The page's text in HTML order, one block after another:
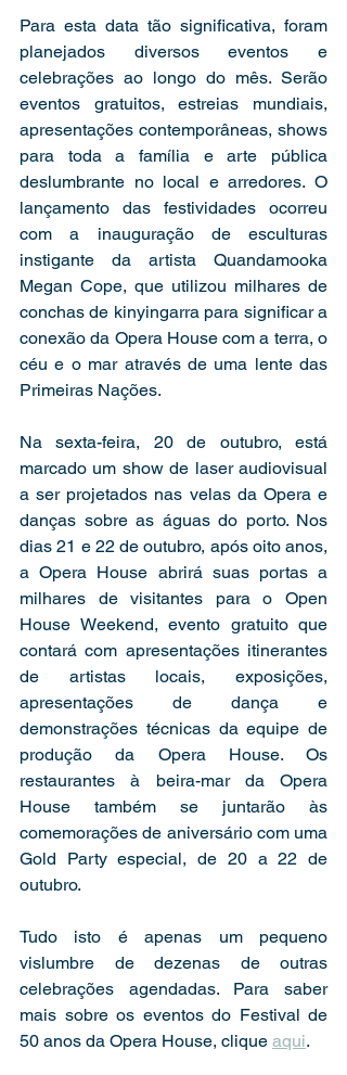
Para esta data tão significativa, foram
planejados diversos eventos e
celebrações ao longo do mês. Serão
eventos gratuitos, estreias mundiais,
apresentações contemporâneas, shows
para toda a família e arte pública
deslumbrante no local e arredores. O
lançamento das festividades ocorreu
com a inauguração de esculturas
instigante da artista Quandamooka
Megan Cope, que utilizou milhares de
conchas de kinyingarra para significar a
conexão da Opera House com a terra, o
céu e o mar através de uma lente das
Primeiras Nações.
Na sexta-feira, 20 de outubro, está
marcado um show de laser audiovisual
a ser projetados nas velas da Opera e
danças sobre as águas do porto. Nos
dias 21 e 22 de outubro, após oito anos,
a Opera House abrirá suas portas a
milhares de visitantes para o Open
House Weekend, evento gratuito que
contará com apresentações itinerantes
de artistas locais, exposições,
apresentações de dança e
demonstrações técnicas da equipe de
produção da Opera House. Os
restaurantes à beira-mar da Opera
House também se juntarão às
comemorações de aniversário com uma
Gold Party especial, de 20 a 22 de
outubro.
Tudo isto é apenas um pequeno
vislumbre de dezenas de outras
celebrações agendadas. Para saber
mais sobre os eventos do Festival de
50 anos da Opera House, clique aqui.